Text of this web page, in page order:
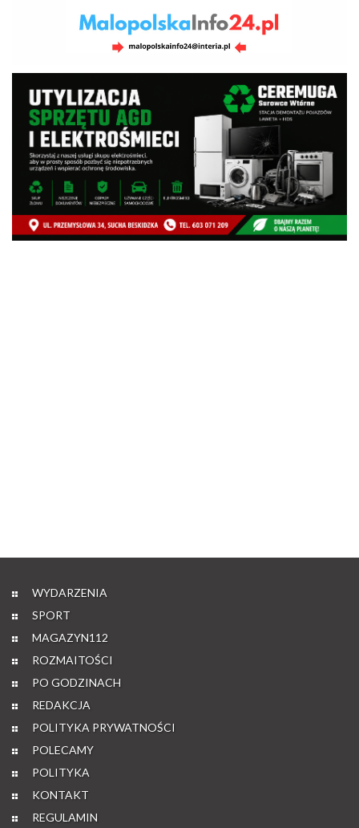
WYDARZENIA
SPORT
MAGAZYN112
ROZMAITOŚCI
PO GODZINACH
REDAKCJA
POLITYKA PRYWATNOŚCI
POLECAMY
POLITYKA
KONTAKT
REGULAMIN